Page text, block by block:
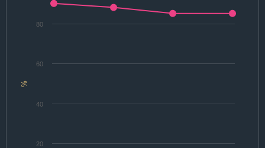
%
20
40
60
80